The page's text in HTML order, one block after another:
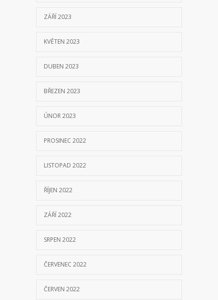
ZÁŘÍ 2023
KVĚTEN 2023
DUBEN 2023
BŘEZEN 2023
ÚNOR 2023
PROSINEC 2022
LISTOPAD 2022
ŘÍJEN 2022
ZÁŘÍ 2022
SRPEN 2022
ČERVENEC 2022
ČERVEN 2022